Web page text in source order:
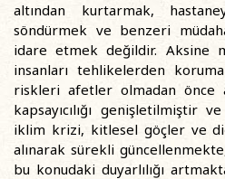
altından kurtarmak,
söndürmek ve benzeri
idare etmek değildir. Aksine
insanları tehlikelerden
riskleri afetler olmadan önce
kapsayıcılığı genişletilmiştir
iklim krizi, kitlesel göçler ve
alınarak sürekli
bu konudaki duyarlılığı